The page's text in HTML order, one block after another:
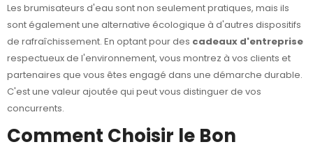
Les brumisateurs d'eau sont non seulement pratiques, mais ils
sont également une alternative écologique à d'autres dispositifs
de rafraîchissement. En optant pour des cadeaux d'entreprise
respectueux de l'environnement, vous montrez à vos clients et
partenaires que vous êtes engagé dans une démarche durable.
C'est une valeur ajoutée qui peut vous distinguer de vos
concurrents.
Comment Choisir le Bon